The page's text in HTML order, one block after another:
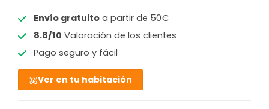
Envío gratuitoa partir de 50€
8.8/10 Valoración de los clientes
Pago seguro y fácil
Ver en tu habitación